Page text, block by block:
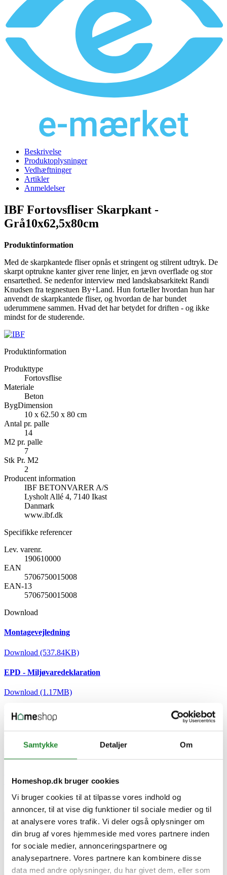
Samtykke Detaljer Om
Homeshop.dk bruger cookies
Vi bruger cookies til at tilpasse vores indhold og
annoncer, til at vise dig funktioner til sociale medier og til
at analysere vores trafik. Vi deler også oplysninger om
din brug af vores hjemmeside med vores partnere inden
for sociale medier, annonceringspartnere og
analysepartnere. Vores partnere kan kombinere disse
data med andre oplysninger, du har givet dem, eller som
Beskrivelse
Produktoplysninger
Vedhæftninger
Artikler
Anmeldelser
IBF Fortovsfliser Skarpkant -
Grå10x62,5x80cm
Produktinformation
Med de skarpkantede fliser opnås et stringent og stilrent udtryk. De
skarpt optrukne kanter giver rene linjer, en jævn overflade og stor
ensartethed. Se nedenfor interview med landskabsarkitekt Randi
Knudsen fra tegnestuen By+Land. Hun fortæller hvordan hun har
anvendt de skarpkantede fliser, og hvordan de har bundet
uderummene sammen. Hvad det har betydet for driften - og ikke
mindst for de studerende.
Produktinformation
Produkttype
Fortovsflise
Materiale
Beton
BygDimension
10 x 62.50 x 80 cm
Antal pr. palle
14
M2 pr. palle
7
Stk Pr. M2
2
Producent information
IBF BETONVARER A/S
Lysholt Allé 4, 7140 Ikast
Danmark
www.ibf.dk
Specifikke referencer
Lev. varenr.
190610000
EAN
5706750015008
EAN-13
5706750015008
Download
Montagevejledning
Download (537.84KB)
EPD - Miljøvaredeklaration
Download (1.17MB)
Vedligeholdelsesvejledning
Download (120.72KB)
CE godkendelse
Skriv produktanmeldelse
Ingen kundeanmeldelser for øjeblikket
IBF Fortovsfliser Skarpkant - Grå10x62,5x80cm